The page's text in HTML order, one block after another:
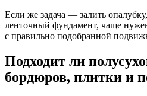
Если же задача — залить
ленточный фундамент, чаще
с правильно подобранной
Подходит ли
бордюров, плитки и